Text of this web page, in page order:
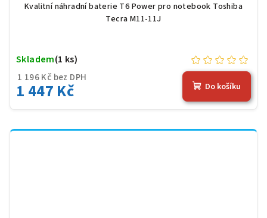
Kvalitní náhradní baterie T6 Power pro notebook Toshiba
Tecra M11-11J
1 196 Kč bez DPH
1 447 Kč
Skladem(1 ks)
Do košíku